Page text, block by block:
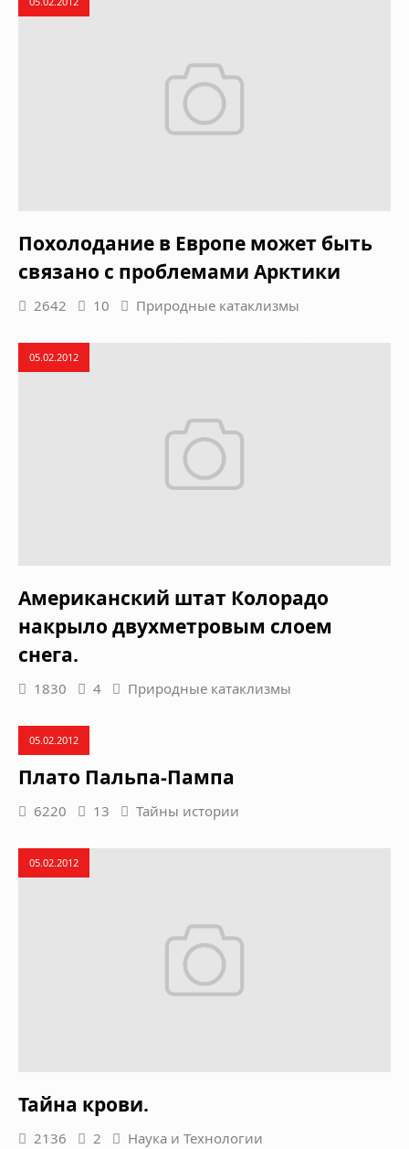
Похолодание в Европе может быть
связано с проблемами Арктики
2642 10 Природные катаклизмы
05.02.2012
Американский штат Колорадо
накрыло двухметровым слоем
снега.
1830 4 Природные катаклизмы
05.02.2012
Плато Пальпа-Пампа
6220 13 Тайны истории
05.02.2012
Тайна крови.
2136 2 Наука и Технологии